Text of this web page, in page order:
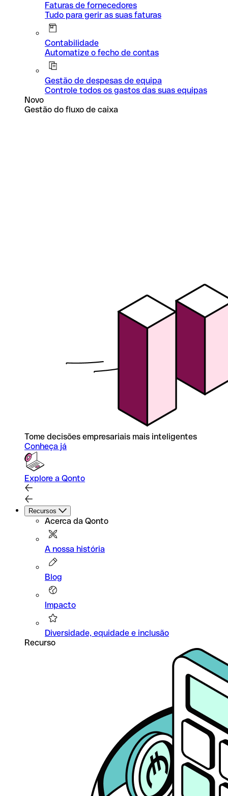
Faturas de fornecedores
Tudo para gerir as suas faturas
Contabilidade
Automatize o fecho de contas
Gestão de despesas de equipa
Controle todos os gastos das suas equipas
Novo
Gestão do fluxo de caixa
Tome decisões empresariais mais inteligentes
Conheça já
Explore a Qonto
Recursos
Acerca da Qonto
A nossa história
Blog
Impacto
Diversidade, equidade e inclusão
Recurso